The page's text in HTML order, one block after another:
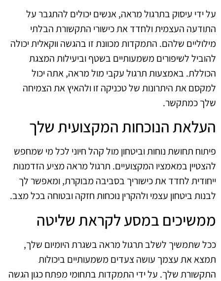
על ידי עיסוק בתרגול מראה, אנשים יכולים להתגבר על
התודעה העצמית ולחדד את כישורי התקשורת הבלתי
מילוליים שלהם. התמקדות מכוונת זו בהגשה ווקאלית יכולה
להוביל לשיפורים משמעותיים בשטף וביעילות המצגת
הכוללת. באמצעות תרגול עקבי מול מראה, אתה יכול
למקסם את היתרונות של טכניקה זו ולהאיץ את הצמיחה
שלך כמתקשר.
העלאת הנוכחות המקצועית שלך
פיתוח תחושת נוחות וביטחון מול קהל חיוני לכל מי שמחפש
להצטיין במאמציו המקצועיים. תרגול מראה מציע הזדמנות
ייחודית לחדד את כישוריך בסביבה מבוקרת, ומאפשר לך
לבנות ביטחון עצמי ולהקרין נוכחות חזקה ובטוחה בכל מצב.
ממשיכים במסע לקראת שליטה
ככל שתמשיך לשלב תרגול מראה בשגרת היומיום שלך,
תמצא את עצמך עושה צעדים משמעותיים ביכולות
התקשורת שלך. על ידי התמקדות בתחומי מפתח כגון הגשה